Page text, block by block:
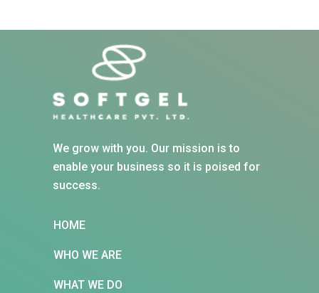
We grow with you. Our mission is to
enable your business so it is poised for
success.
HOME
WHO WE ARE
WHAT WE DO